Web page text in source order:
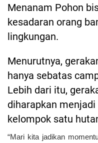
Menanam Pohon
kesadaran orang
lingkungan.
Menurutnya,
hanya sebatas
Lebih dari itu,
diharapkan menjadi
kelompok satu
“Mari kita jadikan